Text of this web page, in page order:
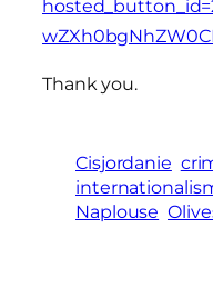
Thank you.
Cisjordanie
Naplouse